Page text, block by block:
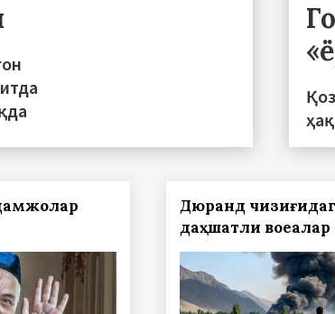
Дюранд
даҳшатли воқеалар